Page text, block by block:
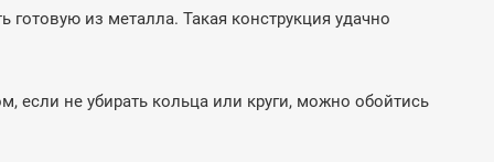
из металла. Такая конструкция удачно
если не убирать кольца или круги, можно обойтись